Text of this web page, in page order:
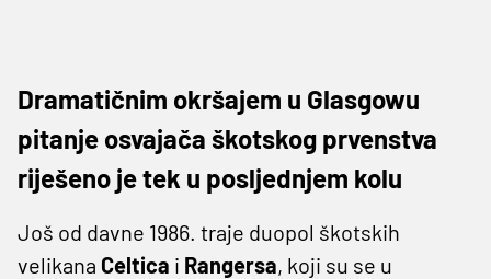
Dramatičnim okršajem u Glasgowu
pitanje osvajača škotskog prvenstva
riješeno je tek u posljednjem kolu
Još od davne 1986. traje duopol škotskih
velikana Celtica i Rangersa, koji su se u